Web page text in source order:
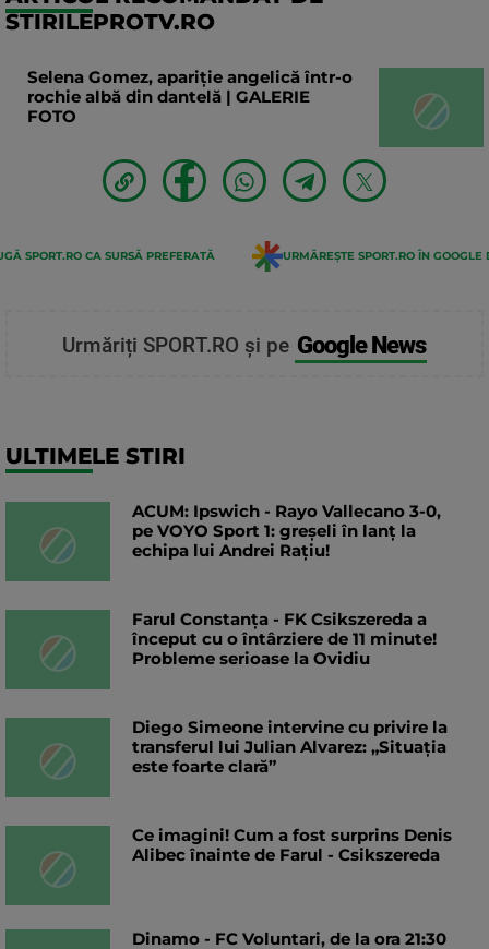
STIRILEPROTV.RO
Selena Gomez, apariție angelică într-o
rochie albă din dantelă | GALERIE
FOTO
SPORT.RO CA SURSĂ PREFERATĂ URMĂREȘTE SPORT.RO ÎN GOOGLE
Urmăriți SPORT.RO și pe Google News
ULTIMELE STIRI
ACUM: Ipswich - Rayo Vallecano 3-0,
pe VOYO Sport 1: greșeli în lanț la
echipa lui Andrei Rațiu!
Farul Constanța - FK Csikszereda a
început cu o întârziere de 11 minute!
Probleme serioase la Ovidiu
Diego Simeone intervine cu privire la
transferul lui Julian Alvarez: „Situația
este foarte clară”
Ce imagini! Cum a fost surprins Denis
Alibec înainte de Farul - Csikszereda
Dinamo - FC Voluntari, de la ora 21:30